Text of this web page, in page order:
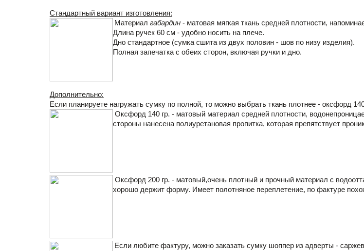
Стандартный вариант изготовления:
Материал габардин - матовая мягкая ткань средней плотности,
Длина ручек 60 см - удобно носить на плече.
Дно стандартное (сумка сшита из двух половин - шов по низу изделия).
Полная запечатка с обеих сторон, включая ручки и дно.
Дополнительно:
Если планируете нагружать сумку по полной, то можно выбрать ткань плотнее - оксфорд
Оксфорд 140 гр. - матовый материал средней плотности,
стороны нанесена полиуретановая пропитка, которая препятствует
Оксфорд 200 гр. - матовый,очень плотный и прочный материал с
хорошо держит форму. Имеет полотняное переплетение, по фактуре
Если любите фактуру, можно заказать сумку шоппер из адверты -